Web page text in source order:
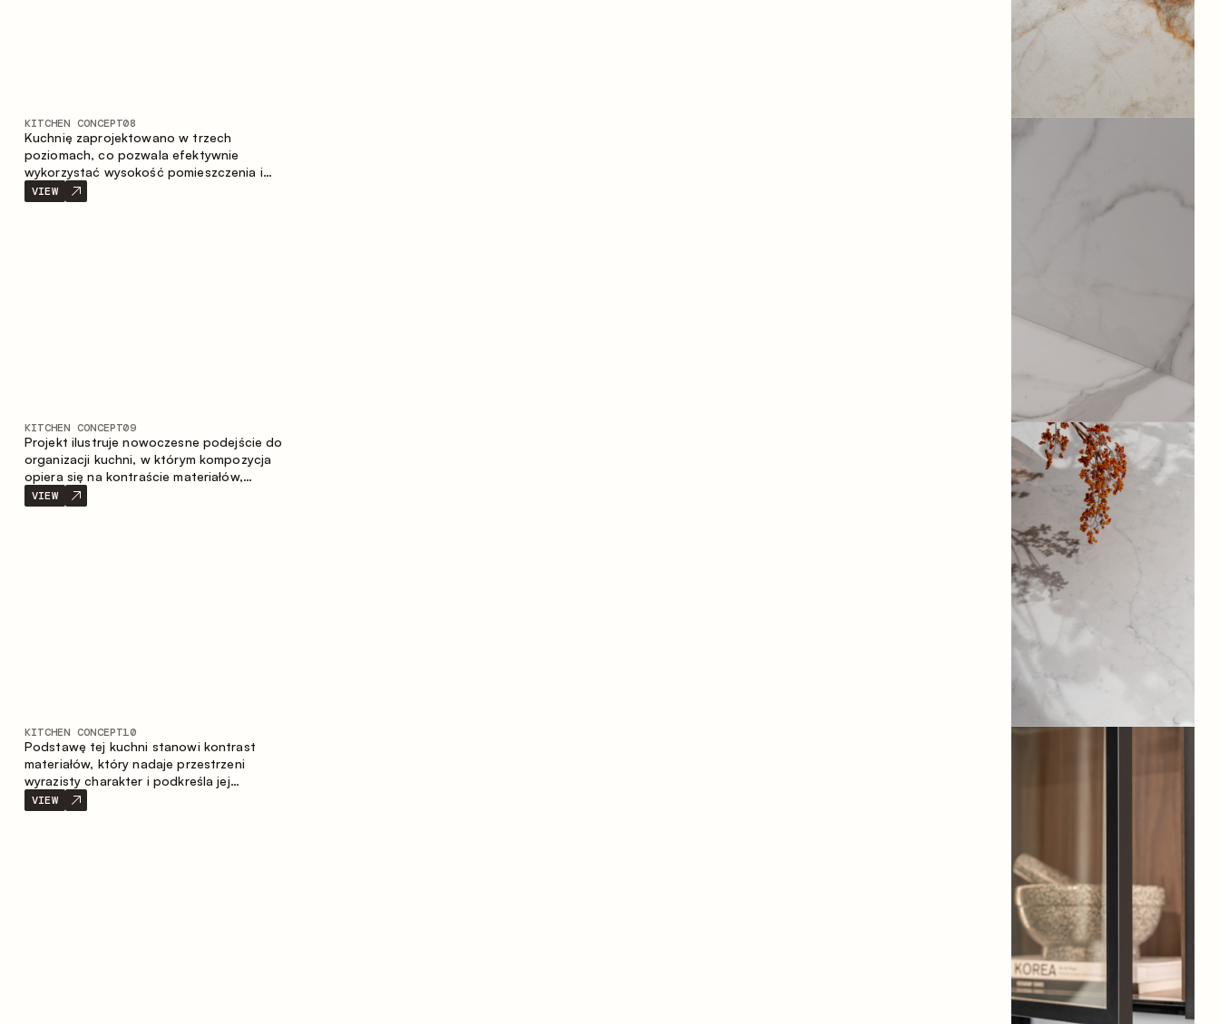
KITCHEN CONCEPT08
Kuchnię zaprojektowano w trzech
poziomach, co pozwala efektywnie
wykorzystać wysokość pomieszczenia i
zapewnia wygodne, funkcjonalne
przechowywanie. Liniowy układ podkreśla
VIEW
KITCHEN CONCEPT09
Projekt ilustruje nowoczesne podejście do
organizacji kuchni, w którym kompozycja
opiera się na kontraście materiałów,
wyraźnej geometrii modułów oraz
zestawieniu otwartych i zamkniętych stref
VIEW
KITCHEN CONCEPT10
Podstawę tej kuchni stanowi kontrast
materiałów, który nadaje przestrzeni
wyrazisty charakter i podkreśla jej
indywidualność. Drewno, metal i szkło
tworzą spójną, zrównoważoną
VIEW